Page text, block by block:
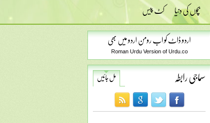
بچوں کی دنیا کٹ پیس
اردو ڈاٹ کو اب رومن اردو میں بھی
Roman Urdu Version of Urdu.co
سماجی رابطہ مل جائیں